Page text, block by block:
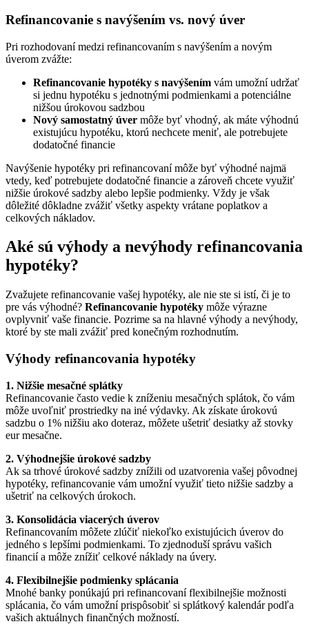
Refinancovanie s navýšením vs. nový úver
Pri rozhodovaní medzi refinancovaním s navýšením a novým
úverom zvážte:
Refinancovanie hypotéky s navýšením vám umožní udržať
si jednu hypotéku s jednotnými podmienkami a potenciálne
nižšou úrokovou sadzbou
Nový samostatný úver môže byť vhodný, ak máte výhodnú
existujúcu hypotéku, ktorú nechcete meniť, ale potrebujete
dodatočné financie
Navýšenie hypotéky pri refinancovaní môže byť výhodné najmä
vtedy, keď potrebujete dodatočné financie a zároveň chcete využiť
nižšie úrokové sadzby alebo lepšie podmienky. Vždy je však
dôležité dôkladne zvážiť všetky aspekty vrátane poplatkov a
celkových nákladov.
Aké sú výhody a nevýhody refinancovania
hypotéky?
Zvažujete refinancovanie vašej hypotéky, ale nie ste si istí, či je to
pre vás výhodné? Refinancovanie hypotéky môže výrazne
ovplyvniť vaše financie. Pozrime sa na hlavné výhody a nevýhody,
ktoré by ste mali zvážiť pred konečným rozhodnutím.
Výhody refinancovania hypotéky
1. Nižšie mesačné splátky
Refinancovanie často vedie k zníženiu mesačných splátok, čo vám
môže uvoľniť prostriedky na iné výdavky. Ak získate úrokovú
sadzbu o 1% nižšiu ako doteraz, môžete ušetriť desiatky až stovky
eur mesačne.
2. Výhodnejšie úrokové sadzby
Ak sa trhové úrokové sadzby znížili od uzatvorenia vašej pôvodnej
hypotéky, refinancovanie vám umožní využiť tieto nižšie sadzby a
ušetriť na celkových úrokoch.
3. Konsolidácia viacerých úverov
Refinancovaním môžete zlúčiť niekoľko existujúcich úverov do
jedného s lepšími podmienkami. To zjednoduší správu vašich
financií a môže znížiť celkové náklady na úvery.
4. Flexibilnejšie podmienky splácania
Mnohé banky ponúkajú pri refinancovaní flexibilnejšie možnosti
splácania, čo vám umožní prispôsobiť si splátkový kalendár podľa
vašich aktuálnych finančných možností.